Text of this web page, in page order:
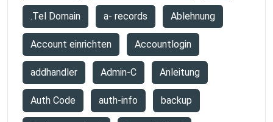
.Tel Domain a- records Ablehnung
Account einrichten Accountlogin
addhandler Admin-C Anleitung
Auth Code auth-info backup